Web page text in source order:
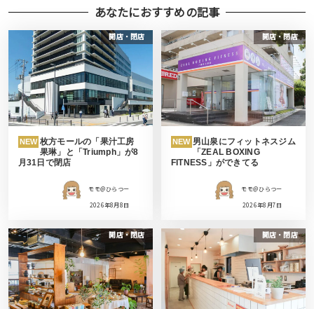
あなたにおすすめの記事
開店・閉店
NEW 枚方モールの「果汁工房
果琳」と「Triumph」が8
月31日で閉店
モモ＠ひらつー
2026年8月8日
開店・閉店
NEW 男山泉にフィットネスジム
「ZEAL BOXING
FITNESS」ができてる
モモ＠ひらつー
2026年8月7日
開店・閉店 開店・閉店